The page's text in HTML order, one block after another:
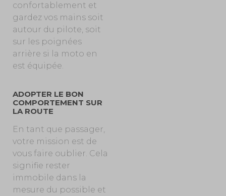
confortablement et
gardez vos mains soit
autour du pilote, soit
sur les poignées
arrière si la moto en
est équipée.
ADOPTER LE BON
COMPORTEMENT SUR
LA ROUTE
En tant que passager,
votre mission est de
vous faire oublier. Cela
signifie rester
immobile dans la
mesure du possible et